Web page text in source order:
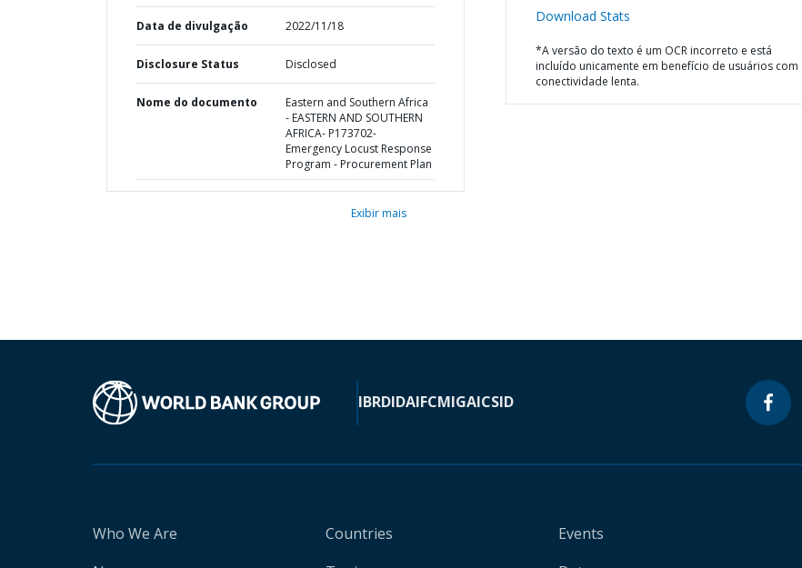
Data de divulgação 2022/11/18
Disclosure Status Disclosed
Nome do documento
Eastern and Southern Africa
- EASTERN AND SOUTHERN
AFRICA- P173702-
Emergency Locust Response
Program - Procurement Plan
Exibir mais
Download Stats
*A versão do texto é um OCR incorreto e está
incluído unicamente em benefício de usuários com
conectividade lenta.
IBRDIDAIFCMIGAICSID
Who We Are
Countries
Events